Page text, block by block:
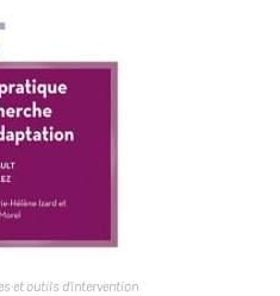
et outils d'intervention